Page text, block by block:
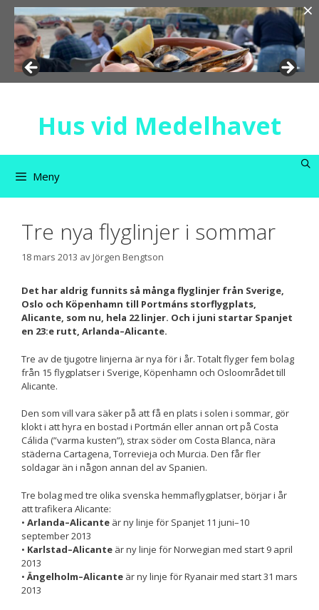
Hoppa
innehåll
Hus vid Medelhavet
Meny
Tre nya flyglinjer i sommar
18 mars 2013 avJörgen Bengtson
Det har aldrig funnits så många flyglinjer från Sverige,
Oslo och Köpenhamn till Portmáns storflygplats,
Alicante, som nu, hela 22 linjer. Och i juni startar Spanjet
en 23:e rutt, Arlanda–Alicante.
Tre av de tjugotre linjerna är nya för i år. Totalt flyger fem bolag
från 15 flygplatser i Sverige, Köpenhamn och Osloområdet till
Alicante.
Den som vill vara säker på att få en plats i solen i sommar, gör
klokt i att hyra en bostad i Portmán eller annan ort på Costa
Cálida (”varma kusten”), strax söder om Costa Blanca, nära
städerna Cartagena, Torrevieja och Murcia. Den får fler
soldagar än i någon annan del av Spanien.
Tre bolag med tre olika svenska hemmaflygplatser, börjar i år
att trafikera Alicante:
• Arlanda–Alicante är ny linje för Spanjet 11 juni–10
september 2013
• Karlstad–Alicante är ny linje för Norwegian med start 9 april
2013
• Ängelholm–Alicante är ny linje för Ryanair med start 31 mars
2013
×
Dessa kakor
går inte att
över huvud
taget ska
fungera.
Statistik
kunna
förbättra
funktionalitet
uppbyggnad,